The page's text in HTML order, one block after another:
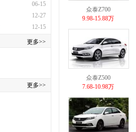
06-15
12-27
12-15
更多>>
更多>>
众泰Z700
9.98-15.88万
众泰Z500
7.68-10.98万